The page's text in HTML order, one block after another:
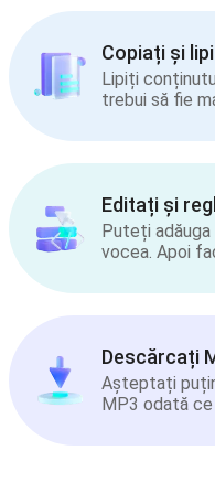
Copiați și
Lipiți
trebui să fie
Editați și
Puteți
vocea. Apoi
Descărcați
Așteptați
MP3 odată